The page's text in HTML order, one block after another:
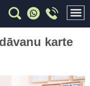
karte